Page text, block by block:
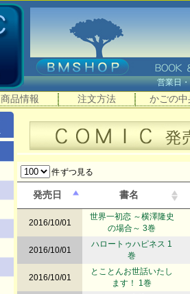
営業
商品情報 注文方法 かごの中
件ずつ見る
発売日 書名
2016/10/01
世界一初恋 ～横澤隆史
の場合～ 3巻
2016/10/01
ハロートゥハピネス 1
巻
2016/10/01
とことんお世話いたし
ます！ 1巻